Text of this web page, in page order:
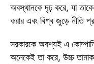
অবস্থানকে দৃঢ় করে, যা তাকে
করার এবং বিশ্ব জুড়ে নীতি
সরকারকে অবশ্যই এ
অনেকেই তা করে, উচ্চ তামাক